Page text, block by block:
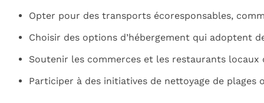
Opter pour des transports écoresponsables,
Choisir des options d’hébergement qui adoptent
Soutenir les commerces et les restaurants
Participer à des initiatives de nettoyage de